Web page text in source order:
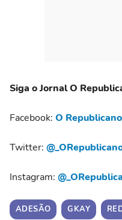
Siga o Jornal O
Facebook: O
Twitter:
Instagram:
ADESÃO GKAY